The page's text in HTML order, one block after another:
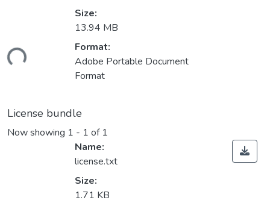
Size:
13.94 MB
Format:
Adobe Portable Document
Format
License bundle
Now showing 1 - 1 of 1
Name:
license.txt
Size:
1.71 KB